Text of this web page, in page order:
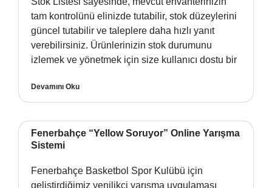
tam kontrolünü elinizde tutabilir, stok düzeylerini
güncel tutabilir ve taleplere daha hızlı yanıt
verebilirsiniz. Ürünlerinizin stok durumunu
izlemek ve yönetmek için size kullanıcı dostu bir
Devamını Oku
Fenerbahçe “Yellow Soruyor” Online Yarışma
Sistemi
Fenerbahçe Basketbol Spor Kulübü için
geliştirdiğimiz yenilikçi yarışma uygulaması